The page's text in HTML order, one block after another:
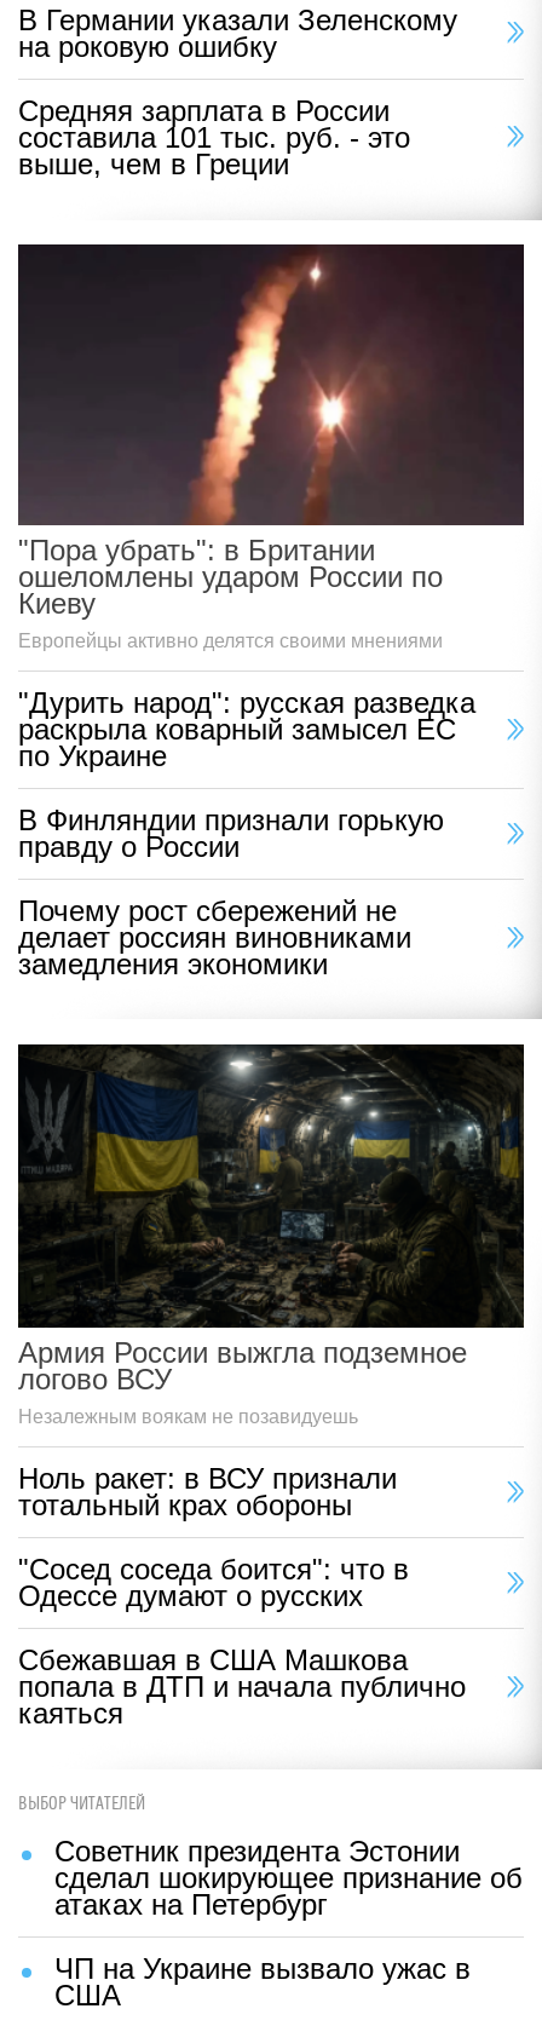
В Германии указали Зеленскому
на роковую ошибку
Средняя зарплата в России
составила 101 тыс. руб. - это
выше, чем в Греции
"Пора убрать": в Британии
ошеломлены ударом России по
Киеву
Европейцы активно делятся своими мнениями
"Дурить народ": русская разведка
раскрыла коварный замысел ЕС
по Украине
В Финляндии признали горькую
правду о России
Почему рост сбережений не
делает россиян виновниками
замедления экономики
Армия России выжгла подземное
логово ВСУ
Незалежным воякам не позавидуешь
Ноль ракет: в ВСУ признали
тотальный крах обороны
"Сосед соседа боится": что в
Одессе думают о русских
Сбежавшая в США Машкова
попала в ДТП и начала публично
каяться
ВЫБОР ЧИТАТЕЛЕЙ
Советник президента Эстонии
сделал шокирующее признание об
атаках на Петербург
ЧП на Украине вызвало ужас в
США